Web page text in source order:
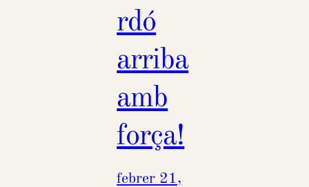
rdó
arriba
amb
força!
febrer 21,